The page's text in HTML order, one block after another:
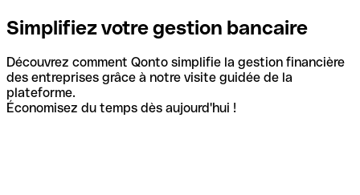
Simplifiez votre gestion bancaire
Découvrez comment Qonto simplifie la gestion financière
des entreprises grâce à notre visite guidée de la
plateforme.
Économisez du temps dès aujourd'hui !